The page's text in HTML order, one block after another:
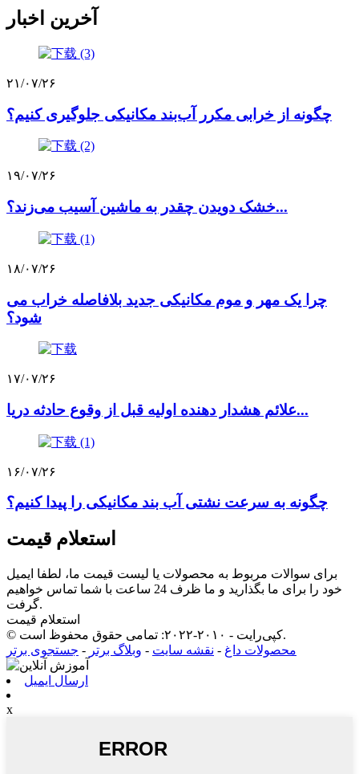
آخرین اخبار
۲۱/۰۷/۲۶
چگونه از خرابی مکرر آب‌بند مکانیکی جلوگیری کنیم؟
۱۹/۰۷/۲۶
خشک دویدن چقدر به ماشین آسیب می‌زند؟...
۱۸/۰۷/۲۶
چرا یک مهر و موم مکانیکی جدید بلافاصله خراب می
شود؟
۱۷/۰۷/۲۶
علائم هشدار دهنده اولیه قبل از وقوع حادثه دریا...
۱۶/۰۷/۲۶
چگونه به سرعت نشتی آب بند مکانیکی را پیدا کنیم؟
استعلام قیمت
برای سوالات مربوط به محصولات یا لیست قیمت ما، لطفا ایمیل
خود را برای ما بگذارید و ما ظرف 24 ساعت با شما تماس خواهیم
گرفت.
استعلام قیمت
© کپی‌رایت - ۲۰۱۰-۲۰۲۲: تمامی حقوق محفوظ است.
محصولات داغ - نقشه سایت - وبلاگ برتر - جستجوی برتر
ارسال ایمیل
x